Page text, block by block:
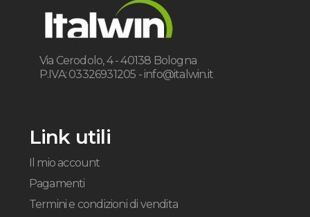
Via Cerodolo, 4 - 40138 Bologna
P.IVA: 03326931205 - info@italwin.it
Link utili
Il mio account
Pagamenti
Termini e condizioni di vendita